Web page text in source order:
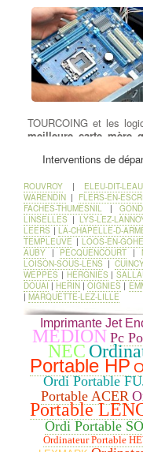
TOURCOING et les
meilleure carte mère
TOURCOING :ASUS,
micro-ATX, ou encore
SATA III, PCI-express
petit prix à la plus haut
Ajouter ou
lecteur - Graveur
Rajout ou Réparation
DC/DVD: Pour la
gravure de tous vos
Cdrom ou DVD,
sélectionné pour vous
des lecteurs et
et Blu-ray. à
graveur Optique
lecteur HS par un
LG, Samsung, Asus,
ROM, DVD-ROM et
les types de
fonctionnalités de leurs
aussi écrire des
généralement plus lent
Interventions de
ROUVROY | ELEU-DIT-
WARENDIN | FLERS-EN-
FACHES-THUMESNIL |
LINSELLES | LYS-LEZ-
LEERS |LA-CHAPELLE-D-
TEMPLEUVE |LOOS-EN-
AUBY | PECQUENCOURT |
LOISON-SOUS-LENS |
WEPPES | HERGNIES |
DOUAI | HERIN |OIGNIES |
| MARQUETTE-LEZ-LILLE
Imprimante Jet
MEDION Pc
NEC
Portable HP
Ordi Portable
Portable ACER
Portable
Ordi Portable
Ordinateur Portable